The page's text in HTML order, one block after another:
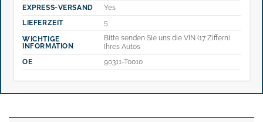
EXPRESS-VERSAND
Yes
LIEFERZEIT
5
WICHTIGE
INFORMATION
Bitte senden Sie uns die VIN (17 Ziffern)
Ihres Autos
OE
90311-T0010